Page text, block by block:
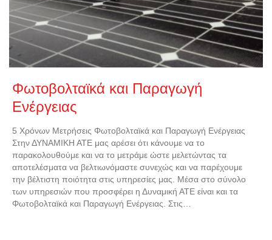
Φωτοβολταϊκά και Παραγωγή
Ενέργειας
5 Χρόνων Μετρήσεις Φωτοβολταϊκά και Παραγωγή Ενέργειας
Στην ΔΥΝΑΜΙΚΗ ΑΤΕ μας αρέσει ότι κάνουμε να το
παρακολουθούμε και να το μετράμε ώστε μελετώντας τα
αποτελέσματα να βελτιωνόμαστε συνεχώς και να παρέχουμε
την βέλτιστη ποιότητα στις υπηρεσίες μας. Μέσα στο σύνολο
των υπηρεσιών που προσφέρει η Δυναμική ΑΤΕ είναι και τα
Φωτοβολταϊκά και Παραγωγή Ενέργειας. Στις…